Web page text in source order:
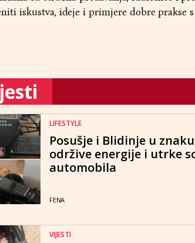
iskustva, ideje i primjere dobre prakse
LIFESTYLE
Posušje i Blidinje u znaku
održive energije i utrke
automobila
FENA
VIJESTI